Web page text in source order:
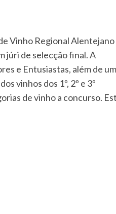
Vinho Regional Alentejano
júri de selecção final. A
e Entusiastas, além de um
vinhos dos 1º, 2º e 3º
de vinho a concurso.